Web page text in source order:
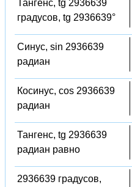
Тангенс, tg 2936639
градусов, tg 2936639°
Синус, sin 2936639
радиан
Косинус, cos 2936639
радиан
Тангенс, tg 2936639
радиан равно
2936639 градусов,